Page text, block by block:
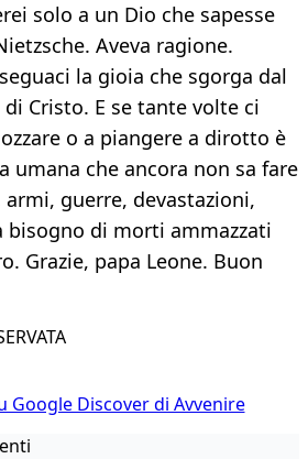
solo a un Dio che sapesse
Aveva ragione.
la gioia che sgorga dal
Cristo. E se tante volte ci
o a piangere a dirotto è
umana che ancora non sa fare
guerre, devastazioni,
bisogno di morti ammazzati
Grazie, papa Leone. Buon
Google Discover di Avvenire